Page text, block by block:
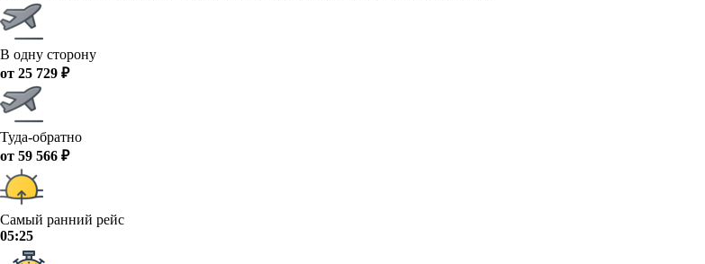
В одну сторону
от 25 729 ₽
Туда-обратно
от 59 566 ₽
Самый ранний рейс
05:25